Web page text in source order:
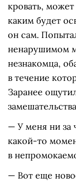
кровать,
каким будет
он сам.
ненарушимом
незнакомца,
в течение
Заранее
— У меня ни за
какой-то
в
— Вот еще